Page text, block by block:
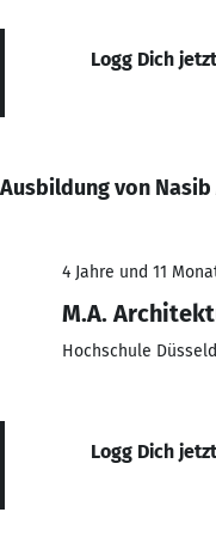
Logg Dich
Ausbildung von
4 Jahre und 11
M.A.
Hochschule
Logg Dich